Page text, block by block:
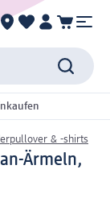
& -shirts
Ärmeln,